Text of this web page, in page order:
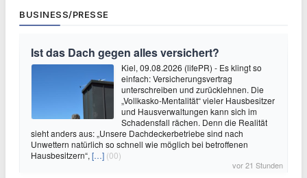
BUSINESS/PRESSE
Ist das Dach gegen alles versichert?
Kiel, 09.08.2026 (lifePR) - Es klingt so
einfach: Versicherungsvertrag
unterschreiben und zurücklehnen. Die
„Vollkasko-Mentalität“ vieler Hausbesitzer
und Hausverwaltungen kann sich im
Schadensfall rächen. Denn die Realität
sieht anders aus: „Unsere Dachdeckerbetriebe sind nach
Unwettern natürlich so schnell wie möglich bei betroffenen
Hausbesitzern“, […] (00)
vor 21 Stunden